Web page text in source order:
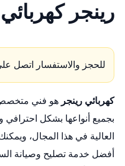
رينجر
للحجز والاستفسار اتصل
كهربائي رينجر هو فني متخصص
بجميع أنواعها بشكل احترافي
العالية في هذا المجال،
أفضل خدمة تصليح وصيانة